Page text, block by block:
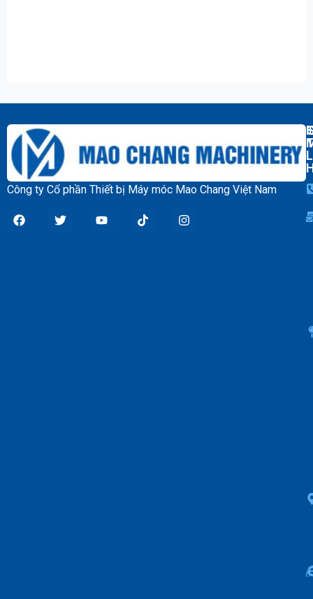
Công ty Cổ phần Thiết bị Máy móc Mao Chang Việt Nam